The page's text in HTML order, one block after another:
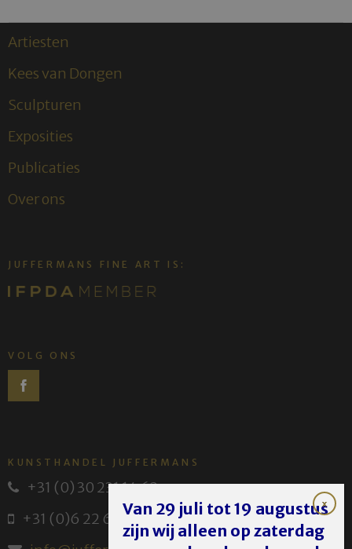
Artiesten
Kees van Dongen
Sculpturen
Exposities
Publicaties
Over ons
JUFFERMANS FINE ART IS:
VOLG ONS
KUNSTHANDEL JUFFERMANS
+31 (0) 30 231 14 63
+31 (0)6 22 614 582
Van 29 juli tot 19 augustus
zijn wij alleen op zaterdag